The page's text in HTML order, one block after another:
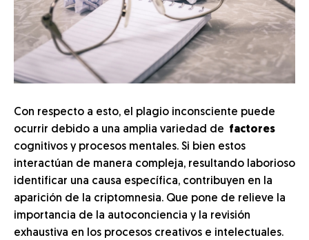
Con respecto a esto, el plagio inconsciente puede
ocurrir debido a una amplia variedad de factores
cognitivos y procesos mentales. Si bien estos
interactúan de manera compleja, resultando laborioso
identificar una causa específica, contribuyen en la
aparición de la criptomnesia. Que pone de relieve la
importancia de la autoconciencia y la revisión
exhaustiva en los procesos creativos e intelectuales.